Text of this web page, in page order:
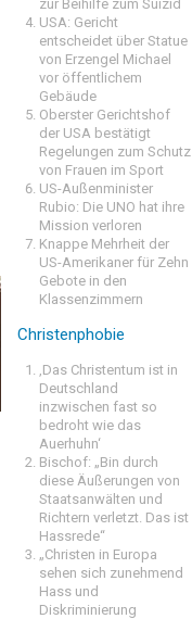
zur Beihilfe zum Suizid
USA: Gericht
entscheidet über Statue
von Erzengel Michael
vor öffentlichem
Gebäude
Oberster Gerichtshof
der USA bestätigt
Regelungen zum Schutz
von Frauen im Sport
US-Außenminister
Rubio: Die UNO hat ihre
Mission verloren
Knappe Mehrheit der
US-Amerikaner für Zehn
Gebote in den
Klassenzimmern
Christenphobie
‚Das Christentum ist in
Deutschland
inzwischen fast so
bedroht wie das
Auerhuhn‘
Bischof: „Bin durch
diese Äußerungen von
Staatsanwälten und
Richtern verletzt. Das ist
Hassrede“
„Christen in Europa
sehen sich zunehmend
Hass und
Diskriminierung